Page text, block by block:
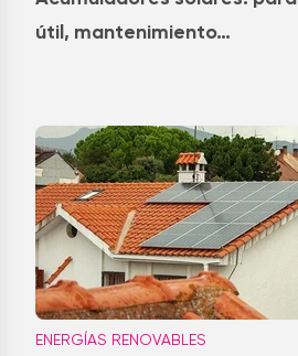
útil, mantenimiento…
ENERGÍAS RENOVABLES